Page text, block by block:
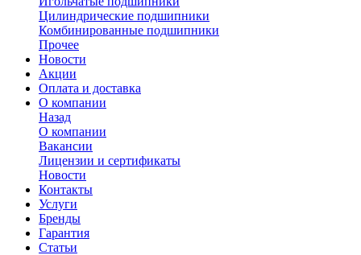
Цилиндрические подшипники
Комбинированные подшипники
Прочее
Новости
Акции
Оплата и доставка
О компании
Назад
О компании
Вакансии
Лицензии и сертификаты
Новости
Контакты
Услуги
Бренды
Гарантия
Статьи